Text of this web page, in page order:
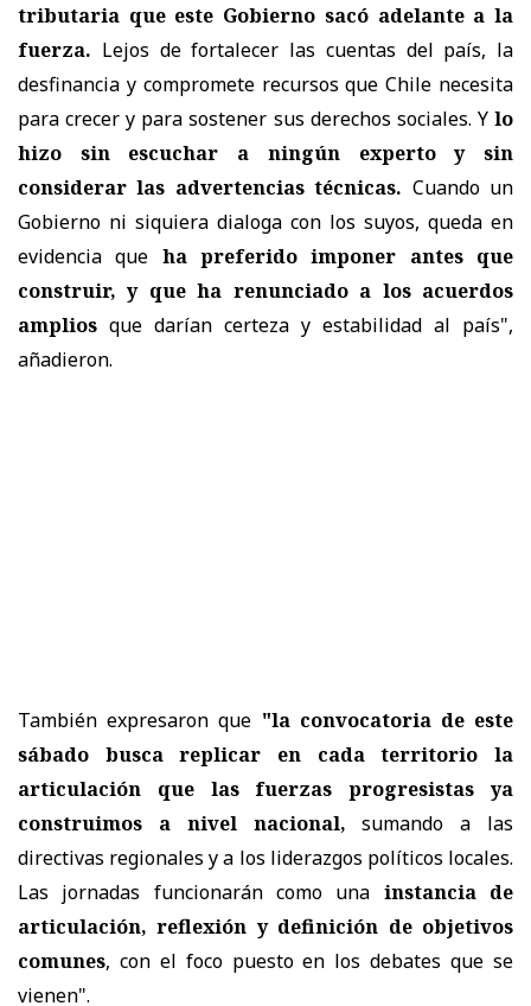
tributaria que este Gobierno sacó adelante a la
fuerza. Lejos de fortalecer las cuentas del país, la
desfinancia y compromete recursos que Chile necesita
para crecer y para sostener sus derechos sociales. Y lo
hizo sin escuchar a ningún experto y sin
considerar las advertencias técnicas. Cuando un
Gobierno ni siquiera dialoga con los suyos, queda en
evidencia que ha preferido imponer antes que
construir, y que ha renunciado a los acuerdos
amplios que darían certeza y estabilidad al país",
añadieron.
También expresaron que "la convocatoria de este
sábado busca replicar en cada territorio la
articulación que las fuerzas progresistas ya
construimos a nivel nacional, sumando a las
directivas regionales y a los liderazgos políticos locales.
Las jornadas funcionarán como una instancia de
articulación, reflexión y definición de objetivos
comunes, con el foco puesto en los debates que se
vienen".